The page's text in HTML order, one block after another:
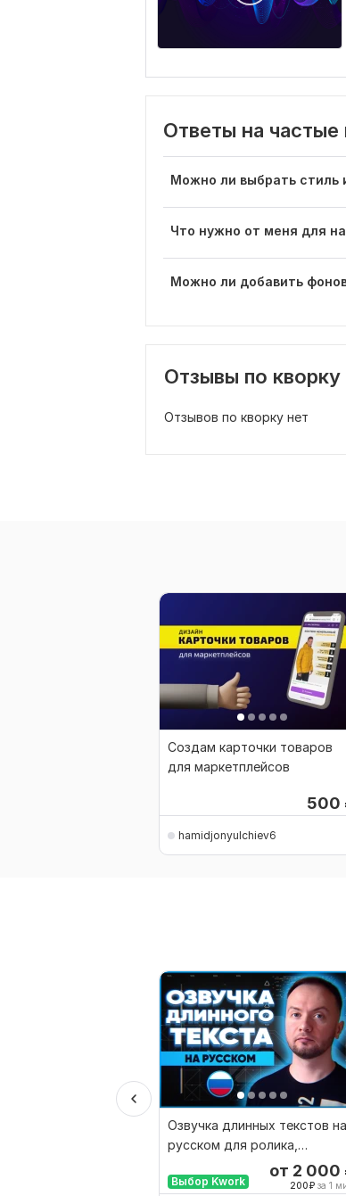
Ответы на частые
Можно ли выбрать стиль
Что нужно от меня для
Можно ли добавить
Отзывы по кворку
Отзывов по кворку нет
Создам карточки товаров
для маркетплейсов
500
hamidjonyulchiev6
Озвучка длинных текстов на
русском для ролика,
презентации, подкаста
Выбор Kwork
от 2 000
200₽ за 1